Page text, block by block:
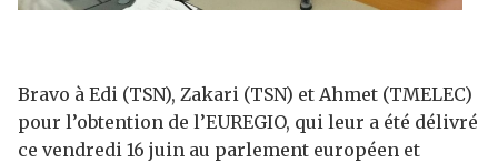
Bravo à Edi (TSN), Zakari (TSN) et Ahmet (TMELEC)
pour l’obtention de l’EUREGIO, qui leur a été délivré
ce vendredi 16 juin au parlement européen et